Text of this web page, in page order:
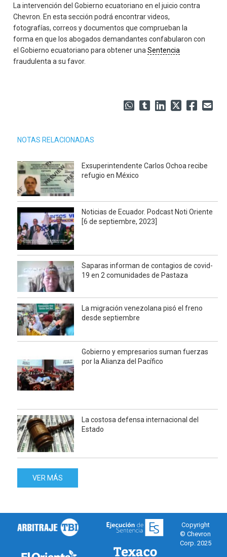
La intervención del Gobierno ecuatoriano en el juicio contra
Chevron. En esta sección podrá encontrar videos,
fotografías, correos y documentos que comprueban la
forma en que los abogados demandantes confabularon con
el Gobierno ecuatoriano para obtener unaSentencia
fraudulenta a su favor.
NOTAS RELACIONADAS
Exsuperintendente Carlos Ochoa recibe
refugio en México
Noticias de Ecuador. Podcast Noti Oriente
[6 de septiembre, 2023]
Saparas informan de contagios de covid-
19 en 2 comunidades de Pastaza
La migración venezolana pisó el freno
desde septiembre
Gobierno y empresarios suman fuerzas
por la Alianza del Pacífico
La costosa defensa internacional del
Estado
VER MÁS
Copyright
© Chevron
Corp. 2025